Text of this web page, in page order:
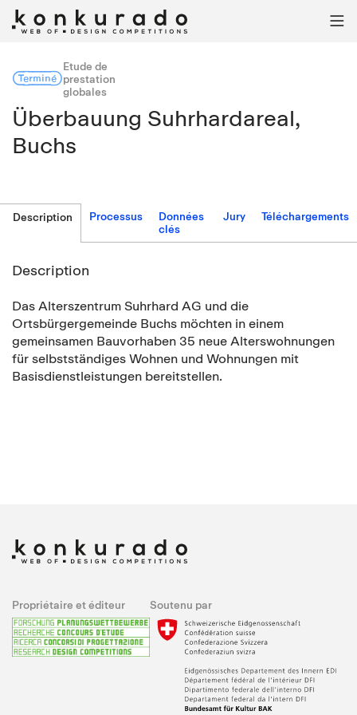

Terminé
Etude de
prestation
globales
Überbauung Suhrhardareal,
Buchs
Description Processus
Données
clés
Jury Téléchargements
Description
Das Alterszentrum Suhrhard AG und die
Ortsbürgergemeinde Buchs möchten in einem
gemeinsamen Bauvorhaben 35 neue Alterswohnungen
für selbstständiges Wohnen und Wohnungen mit
Basisdienstleistungen bereitstellen.
Propriétaire et éditeur Soutenu par